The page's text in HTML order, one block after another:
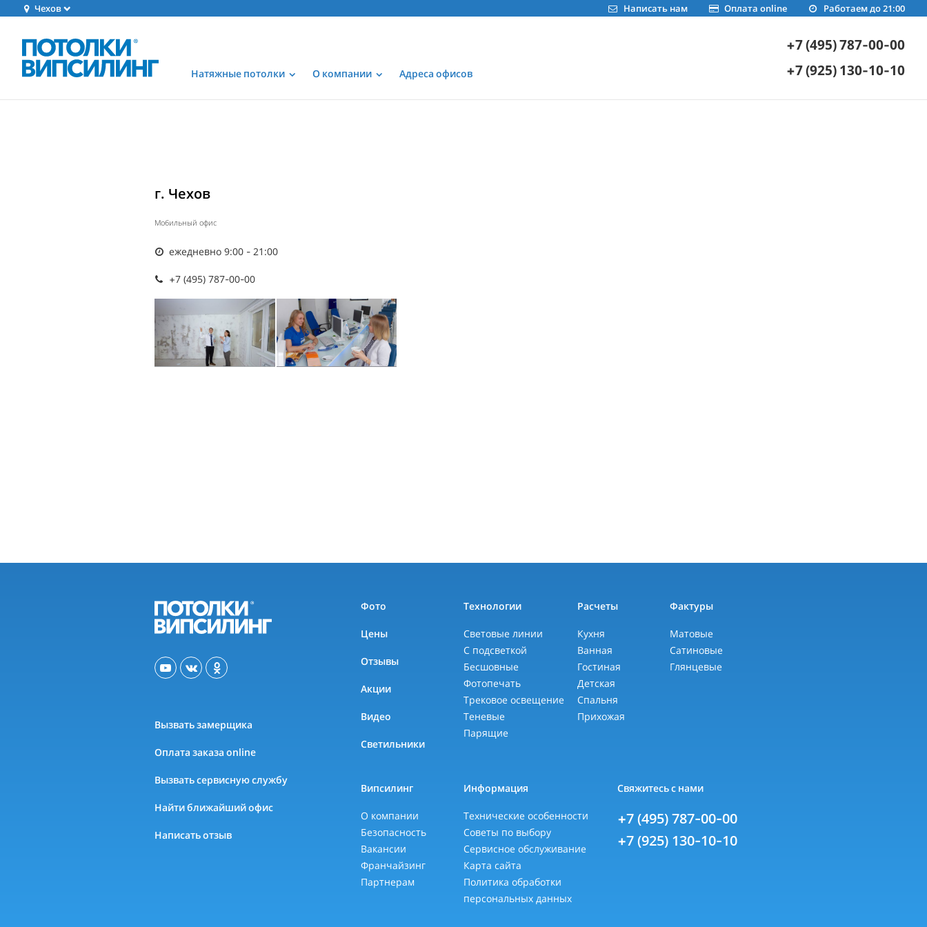
Чехов Работаем до 21:00
Оплата online
Написать нам
Натяжные потолки О компании Адреса офисов
+7 (495) 787-00-00
+7 (925) 130-10-10
г. Чехов
Мобильный офис
ежедневно 9:00 - 21:00
+7 (495) 787-00-00
Вызвать замерщика
Оплата заказа online
Вызвать сервисную службу
Найти ближайший офис
Написать отзыв
Фото
Цены
Отзывы
Акции
Видео
Светильники
Технологии
Световые линии
С подсветкой
Бесшовные
Фотопечать
Трековое освещение
Теневые
Парящие
Расчеты
Кухня
Ванная
Гостиная
Детская
Спальня
Прихожая
Фактуры
Матовые
Сатиновые
Глянцевые
Випсилинг
О компании
Безопасность
Вакансии
Франчайзинг
Партнерам
Информация
Технические особенности
Советы по выбору
Сервисное обслуживание
Карта сайта
Политика обработки
персональных данных
Свяжитесь с нами
+7 (495) 787-00-00
+7 (925) 130-10-10